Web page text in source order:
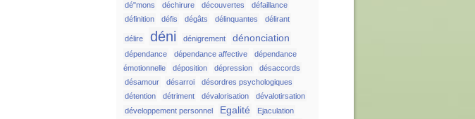
dé"mons
déchirure découvertes
défaillance
définition
défis dégâts délinquantes délirant
délire déni dénigrement dénonciation
dépendance dépendance affective
dépendance
émotionnelle
déposition dépression
désaccords
désamour
désarroi
désordres psychologiques
détention
détriment dévalorisation
dévalotirsation
développement personnel
Egalité
Ejaculation